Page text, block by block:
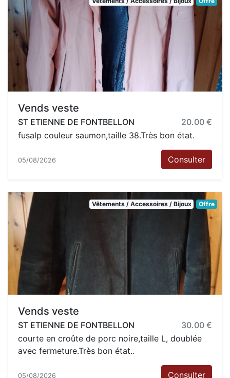
Vends veste
ST ETIENNE DE FONTBELLON
20.00 €
fusalp couleur saumon,taille 38.Très bon état.
05/08/2026 Consulter
Vêtements / Accessoires / Bijoux Offre
Vends veste
ST ETIENNE DE FONTBELLON
30.00 €
courte en croûte de porc noire,taille L, doublée
avec fermeture.Très bon état..
05/08/2026 Consulter